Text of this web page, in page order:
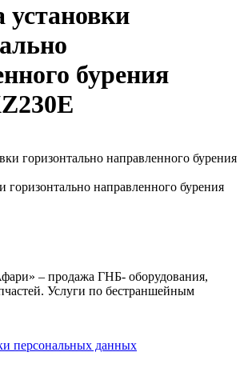
установки
бурения
горизонтально направленного бурения
– продажа ГНБ- оборудования,
Услуги по бестраншейным
персональных данных